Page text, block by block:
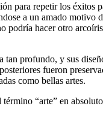
para repetir los éxitos
a un amado motivo
podría hacer otro
tan profundo, y sus
fueron
como bellas artes.
“arte” en